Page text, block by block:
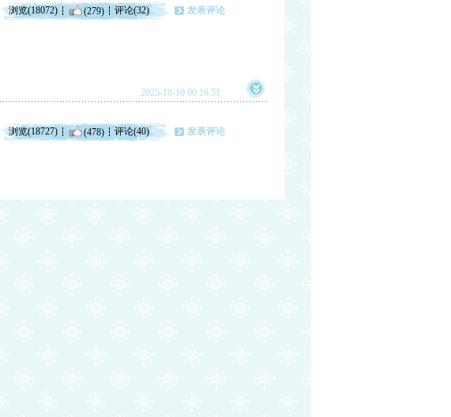
浏览(18072) (279) 评论(32) 发表评论
2025-10-10 00:16:51
浏览(18727) (478) 评论(40) 发表评论